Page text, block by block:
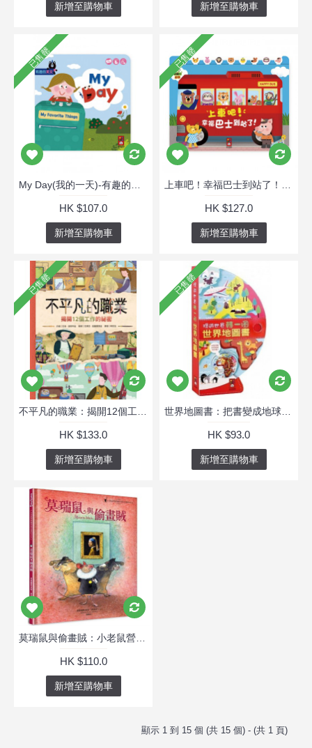
新增至購物車 新增至購物車
已售罄
HK $107.0
新增至購物車
已售罄
HK $127.0
新增至購物車
已售罄
HK $133.0
新增至購物車
已售罄
HK $93.0
新增至購物車
HK $110.0
新增至購物車
顯示 1 到 15 個 (共 15 個) - (共 1 頁)